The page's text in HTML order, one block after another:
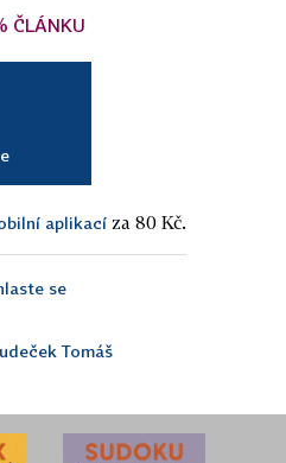
ČLÁNKU
aplikací za 80 Kč.
se
Tomáš